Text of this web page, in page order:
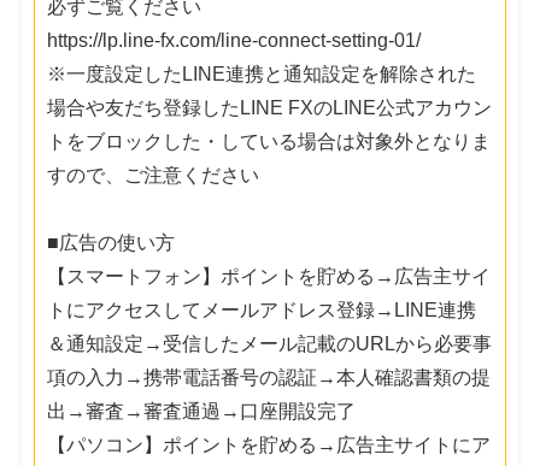
必ずご覧ください
https://lp.line-fx.com/line-connect-setting-01/
※一度設定したLINE連携と通知設定を解除された
場合や友だち登録したLINE FXのLINE公式アカウン
トをブロックした・している場合は対象外となりま
すので、ご注意ください
■広告の使い方
【スマートフォン】ポイントを貯める→広告主サイ
トにアクセスしてメールアドレス登録→LINE連携
＆通知設定→受信したメール記載のURLから必要事
項の入力→携帯電話番号の認証→本人確認書類の提
出→審査→審査通過→口座開設完了
【パソコン】ポイントを貯める→広告主サイトにア